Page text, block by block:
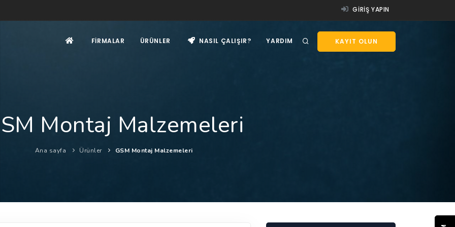
GIRIŞ YAPIN
KAYIT OLUN
FIRMALAR ÜRÜNLER NASIL ÇALIŞIR? YARDIM
Montaj Malzemeleri
Ana sayfa Ürünler GSM Montaj Malzemeleri